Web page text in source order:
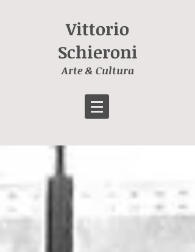
Vittorio
Schieroni
Arte & Cultura